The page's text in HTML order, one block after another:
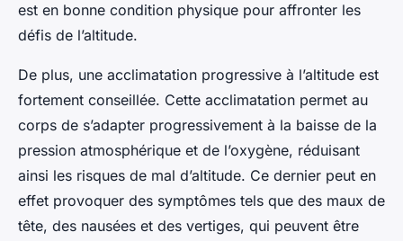
est en bonne condition physique pour affronter les
défis de l’altitude.
De plus, une acclimatation progressive à l’altitude est
fortement conseillée. Cette acclimatation permet au
corps de s’adapter progressivement à la baisse de la
pression atmosphérique et de l’oxygène, réduisant
ainsi les risques de mal d’altitude. Ce dernier peut en
effet provoquer des symptômes tels que des maux de
tête, des nausées et des vertiges, qui peuvent être